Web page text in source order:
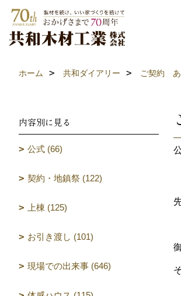
ホーム 共和ダイアリー ご契約 あ
内容別に見る
公式 (66)
契約・地鎮祭 (122)
上棟 (125)
お引き渡し (101)
現場での出来事 (646)